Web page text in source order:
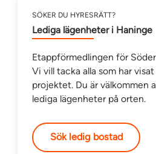
SÖKER DU HYRESRÄTT?
Lediga lägenheter i Haninge
Etappförmedlingen för
Vi vill tacka alla som har
projektet. Du är välkommen
lediga lägenheter på orten.
Sök ledig bostad